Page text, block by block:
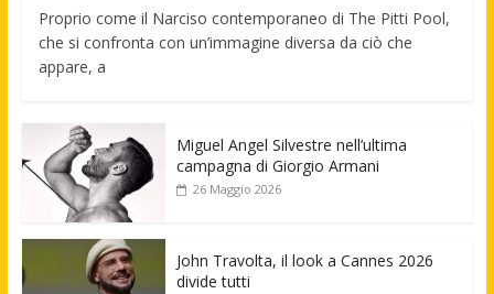
Proprio come il Narciso contemporaneo di The Pitti Pool,
che si confronta con un’immagine diversa da ciò che
appare, a
Miguel Angel Silvestre nell’ultima
campagna di Giorgio Armani
26 Maggio 2026
John Travolta, il look a Cannes 2026
divide tutti